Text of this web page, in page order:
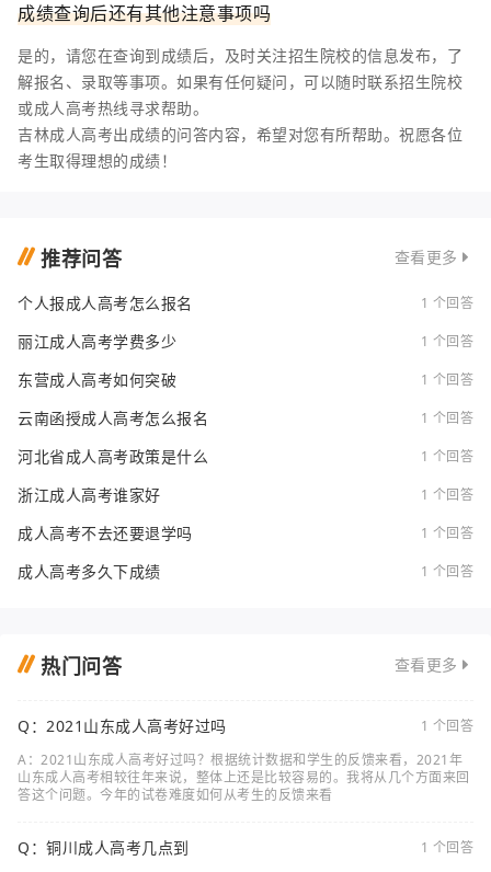
成绩查询后还有其他注意事项吗
是的，请您在查询到成绩后，及时关注招生院校的信息发布，了
解报名、录取等事项。如果有任何疑问，可以随时联系招生院校
或成人高考热线寻求帮助。
吉林成人高考出成绩的问答内容，希望对您有所帮助。祝愿各位
考生取得理想的成绩！
推荐问答 查看更多
个人报成人高考怎么报名 1 个回答
丽江成人高考学费多少 1 个回答
东营成人高考如何突破 1 个回答
云南函授成人高考怎么报名 1 个回答
河北省成人高考政策是什么 1 个回答
浙江成人高考谁家好 1 个回答
成人高考不去还要退学吗 1 个回答
成人高考多久下成绩 1 个回答
热门问答 查看更多
Q：2021山东成人高考好过吗
1 个回答
A：2021山东成人高考好过吗？根据统计数据和学生的反馈来看，2021年
山东成人高考相较往年来说，整体上还是比较容易的。我将从几个方面来回
答这个问题。今年的试卷难度如何从考生的反馈来看
Q：铜川成人高考几点到 1 个回答